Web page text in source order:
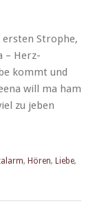
Stro­phe,
– Herz­
kommt und
will ma ham
zu jeben
, Hören, Liebe,